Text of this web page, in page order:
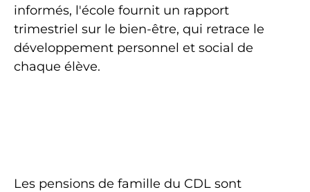
informés, l'école fournit un rapport
trimestriel sur le bien-être, qui retrace le
développement personnel et social de
chaque élève.
Les pensions de famille du CDL sont